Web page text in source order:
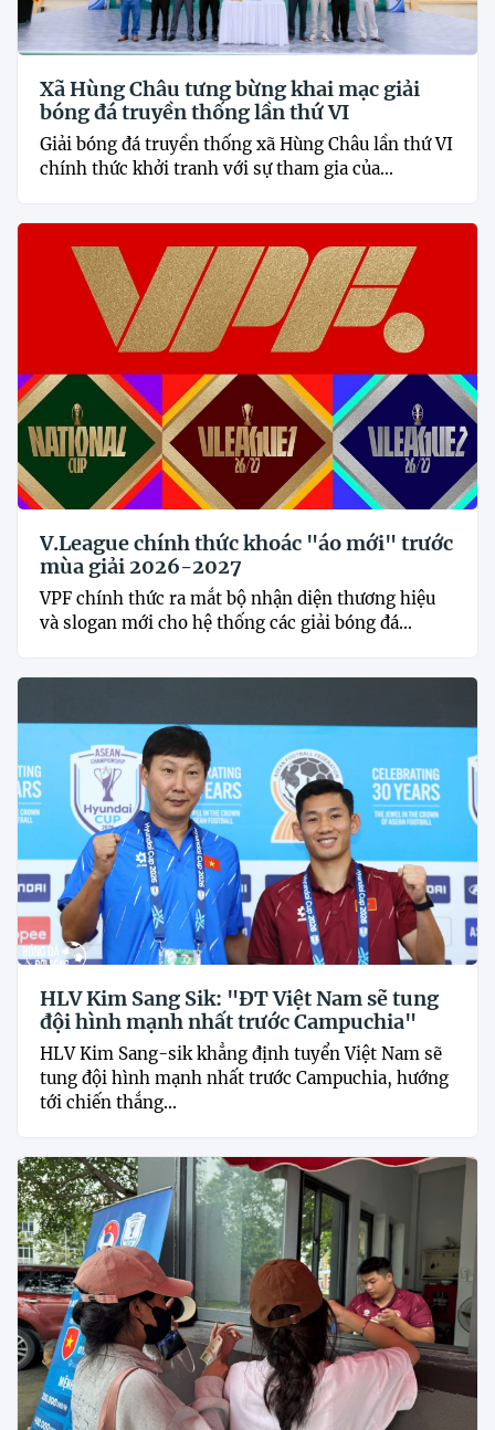
Xã Hùng Châu tưng bừng khai mạc giải
bóng đá truyền thống lần thứ VI
Giải bóng đá truyền thống xã Hùng Châu lần thứ VI
chính thức khởi tranh với sự tham gia của...
V.League chính thức khoác "áo mới" trước
mùa giải 2026-2027
VPF chính thức ra mắt bộ nhận diện thương hiệu
và slogan mới cho hệ thống các giải bóng đá...
HLV Kim Sang Sik: "ĐT Việt Nam sẽ tung
đội hình mạnh nhất trước Campuchia"
HLV Kim Sang-sik khẳng định tuyển Việt Nam sẽ
tung đội hình mạnh nhất trước Campuchia, hướng
tới chiến thắng...